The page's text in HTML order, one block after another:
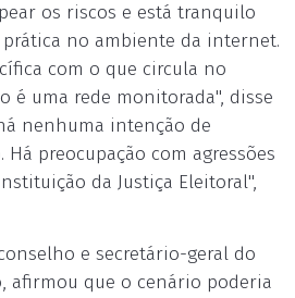
os riscos e está tranquilo
no ambiente da internet.
com o que circula no
é uma rede monitorada", disse
nenhuma intenção de
preocupação com agressões
da Justiça Eleitoral",
e secretário-geral do
afirmou que o cenário poderia